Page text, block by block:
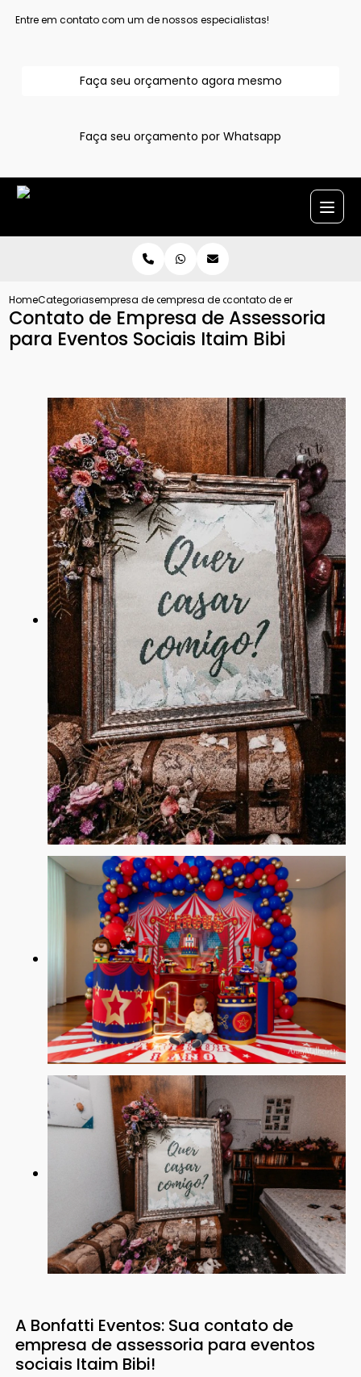
Entre em contato com um de nossos especialistas!
Faça seu orçamento agora mesmo
Faça seu orçamento por Whatsapp
HomeCategoriasempresa de assessoria de eventos
empresa de assessoria cerimonial em
contato de empresa de
Contato de Empresa de Assessoria
para Eventos Sociais Itaim Bibi
A Bonfatti Eventos: Sua contato de
empresa de assessoria para eventos
sociais Itaim Bibi!